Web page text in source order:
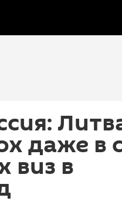
даже в
виз в